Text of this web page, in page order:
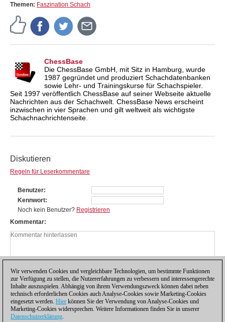
Themen: Faszination Schach
ChessBase
Die ChessBase GmbH, mit Sitz in Hamburg, wurde
1987 gegründet und produziert Schachdatenbanken
sowie Lehr- und Trainingskurse für Schachspieler.
Seit 1997 veröffentlich ChessBase auf seiner Webseite aktuelle
Nachrichten aus der Schachwelt. ChessBase News erscheint
inzwischen in vier Sprachen und gilt weltweit als wichtigste
Schachnachrichtenseite.
Diskutieren
Regeln für Leserkommentare
Benutzer
Kennwort
Noch kein Benutzer? Registrieren
Kommentar
Wir verwenden Cookies und vergleichbare Technologien, um bestimmte Funktionen
zur Verfügung zu stellen, die Nutzererfahrungen zu verbessern und interessengerechte
Inhalte auszuspielen. Abhängig von ihrem Verwendungszweck können dabei neben
technisch erforderlichen Cookies auch Analyse-Cookies sowie Marketing-Cookies
eingesetzt werden. Hier können Sie der Verwendung von Analyse-Cookies und
Marketing-Cookies widersprechen. Weitere Informationen finden Sie in unserer
Datenschutzerklärung.